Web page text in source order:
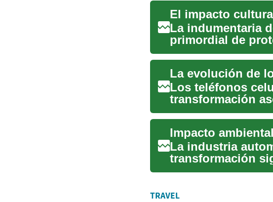
El impacto
La indumentaria
primordial de
ejercido una
Los teléfonos
transformación
mercado. Lo que
Impacto
La industria
transformación
conci...
TRAVEL